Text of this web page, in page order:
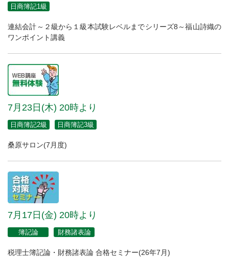
日商簿記1級
連結会計～２級から１級本試験レベルまでシリーズ8～福山詩織の
ワンポイント講義
7月23日(木) 20時より
日商簿記2級 日商簿記3級
桑原サロン(7月度)
7月17日(金) 20時より
簿記論 財務諸表論
税理士簿記論・財務諸表論 合格セミナー(26年7月)